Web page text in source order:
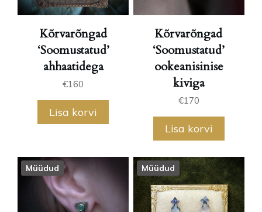
Kõrvarõngad
‘Soomustatud’
ahhaatidega
€160
Lisa korvi
Kõrvarõngad
‘Soomustatud’
ookeanisinise
kiviga
€170
Lisa korvi
Müüdud Müüdud